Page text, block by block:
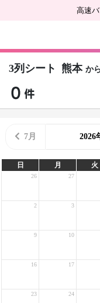
高速
3列シート 熊本 か
7月 2026
日 月 火
26 27
2 3
9 10
16 17
23 24